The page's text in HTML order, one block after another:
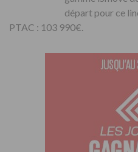
départ pour ce
PTAC : 103 990€.